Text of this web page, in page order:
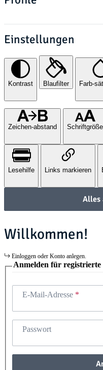
Einstellungen
Kontrast Blaufilter Farb-
Zeichen-abstand Schriftgröße
Lesehilfe Links markieren
Alles
Willkommen!
Einloggen oder Konto anlegen.
Anmelden für registrierte
E-Mail-Adresse
Passwort